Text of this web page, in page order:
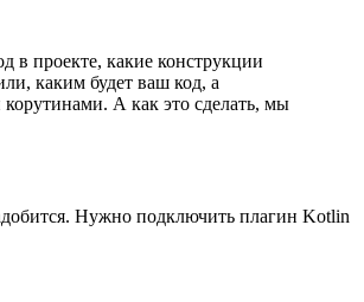
в проекте, какие конструкции
каким будет ваш код, а
А как это сделать, мы
Нужно подключить плагин Kotlin